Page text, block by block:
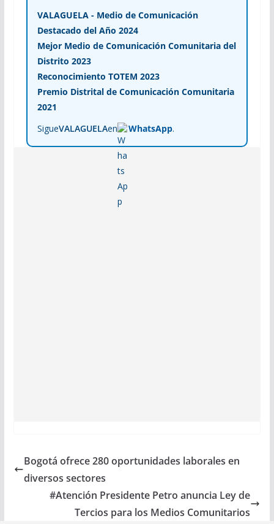
VALAGUELA - Medio de Comunicación
Destacado del Año 2024
Mejor Medio de Comunicación Comunitaria del
Distrito 2023
Reconocimiento TOTEM 2023
Premio Distrital de Comunicación Comunitaria
2021
SigueVALAGUELAen WhatsApp.
Bogotá ofrece 280 oportunidades laborales en
diversos sectores
#Atención Presidente Petro anuncia Ley de
Tercios para los Medios Comunitarios